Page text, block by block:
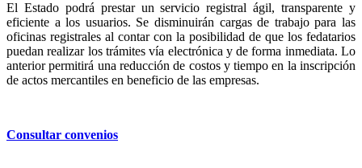
El Estado podrá prestar un servicio registral ágil, transparente y
eficiente a los usuarios. Se disminuirán cargas de trabajo para las
oficinas registrales al contar con la posibilidad de que los fedatarios
puedan realizar los trámites vía electrónica y de forma inmediata. Lo
anterior permitirá una reducción de costos y tiempo en la inscripción
de actos mercantiles en beneficio de las empresas.
Consultar convenios